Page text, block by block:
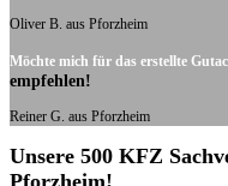
Oliver B. aus Pforzheim
Möchte mich für das erstellte
empfehlen!
Reiner G. aus Pforzheim
Unsere 500 KFZ